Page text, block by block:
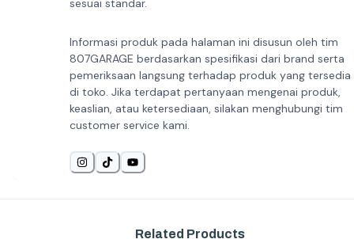
sesuai standar.
Informasi produk pada halaman ini disusun oleh tim
807GARAGE berdasarkan spesifikasi dari brand serta
pemeriksaan langsung terhadap produk yang tersedia
di toko. Jika terdapat pertanyaan mengenai produk,
keaslian, atau ketersediaan, silakan menghubungi tim
customer service kami.
Related Products